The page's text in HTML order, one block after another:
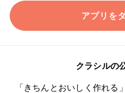
アプリを
クラシルの
「きちんとおいしく作れる